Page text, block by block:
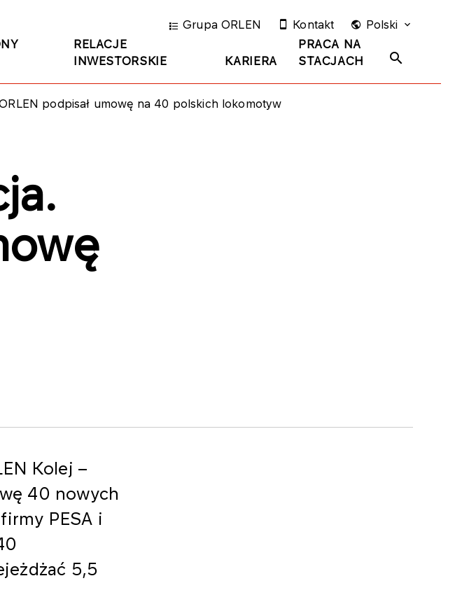
RELACJE
INWESTORSKIE
KARIERA
PRACA NA
STACJACH
Grupa ORLEN Kontakt Polski
podpisał umowę na 40 polskich lokomotyw
Kolej –
40 nowych
PESA i
5,5